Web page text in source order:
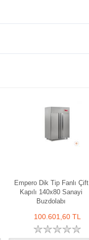
Empero Dik Tip Fanlı Çift
Kapılı 140x80 Sanayi
Buzdolabı
100.601,60 TL